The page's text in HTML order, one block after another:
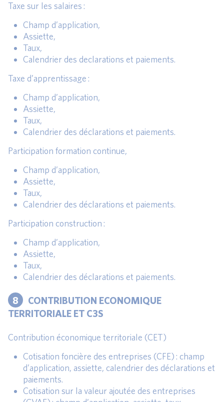
Taxe sur les salaires :
Champ d’application,
Assiette,
Taux,
Calendrier des declarations et paiements.
Taxe d’apprentissage :
Champ d’application,
Assiette,
Taux,
Calendrier des déclarations et paiements.
Participation formation continue,
Champ d’application,
Assiette,
Taux,
Calendrier des déclarations et paiements.
Participation construction :
Champ d’application,
Assiette,
Taux,
Calendrier des déclarations et paiements.
8
CONTRIBUTION ECONOMIQUE
TERRITORIALE ET C3S
Contribution économique territoriale (CET)
Cotisation foncière des entreprises (CFE) : champ
d’application, assiette, calendrier des déclarations et
paiements.
Cotisation sur la valeur ajoutée des entreprises